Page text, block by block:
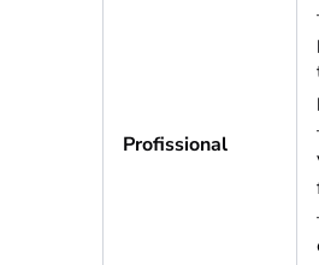
Profissional